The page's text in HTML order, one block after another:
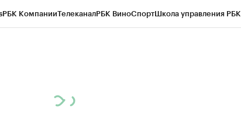
РБК КомпанииТелеканалРБК ВиноСпортШкола управления РБК